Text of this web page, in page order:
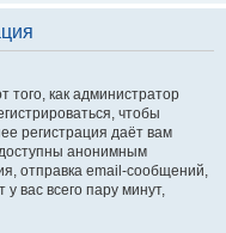
того, как администратор
чтобы
регистрация даёт вам
анонимным
отправка email-сообщений,
у вас всего пару минут,